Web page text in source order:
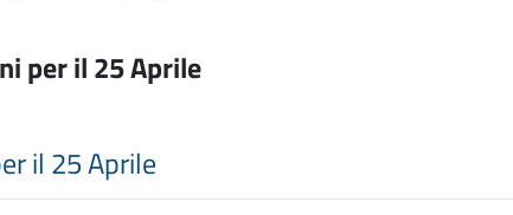
per il 25 Aprile
il 25 Aprile